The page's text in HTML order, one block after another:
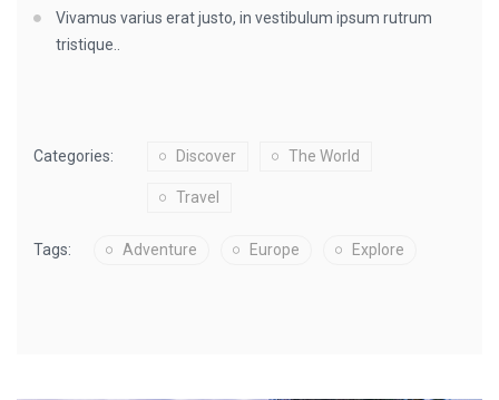
Vivamus varius erat justo, in vestibulum ipsum rutrum
tristique..
Categories: Discover The World
Travel
Tags: Adventure Europe Explore